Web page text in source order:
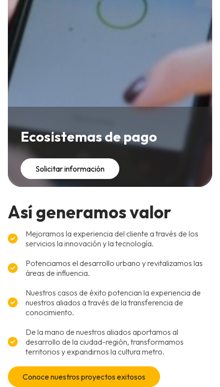
Ecosistemas de pago
Solicitar información
Así generamos valor
Mejoramos la experiencia del cliente a través de los
servicios la innovación y la tecnología.
Potenciamos el desarrollo urbano y revitalizamos las
áreas de influencia.
Nuestros casos de éxito potencian la experiencia de
nuestros aliados a través de la transferencia de
conocimiento.
De la mano de nuestros aliados aportamos al
desarrollo de la ciudad-región, transformamos
territorios y expandirnos la cultura metro.
Conoce nuestros proyectos exitosos